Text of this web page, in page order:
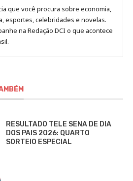
que você procura sobre economia,
esportes, celebridades e novelas.
na Redação DCI o que acontece
RESULTADO TELE SENA DE DIA
DOS PAIS 2026: QUARTO
SORTEIO ESPECIAL